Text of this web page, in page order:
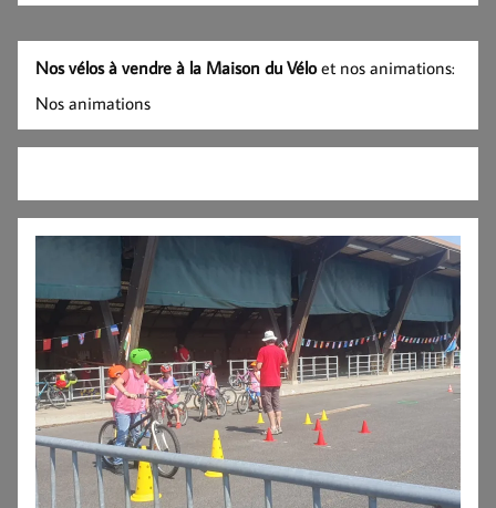
Nos vélos à vendre à la Maison du Véloet nos animations:
Nos animations